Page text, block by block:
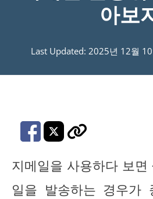
아보
Last Updated: 2025년 12월
지메일을 사용하다 보면
일을 발송하는 경우가